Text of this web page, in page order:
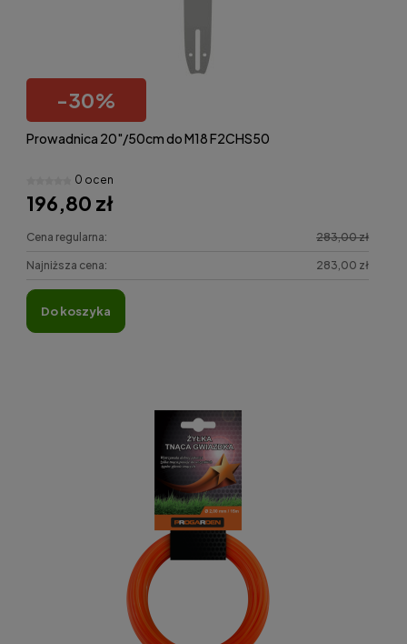
-30%
Prowadnica 20"/50cm do M18 F2CHS50
0 ocen
196,80 zł
Cena regularna: 283,00 zł
Najniższa cena: 283,00 zł
do koszyka